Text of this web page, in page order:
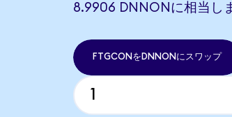
8.9906 DNNONに相当し
FTGCONをDNNONにスワップ